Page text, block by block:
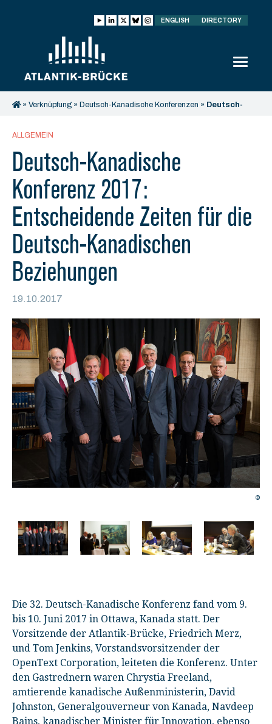
ENGLISH DIRECTORY
» Verknüpfung » Deutsch-Kanadische Konferenzen » Deutsch-
Deutsch-Kanadischen Beziehungen
ALLGEMEIN
Deutsch-Kanadische
Konferenz 2017:
Entscheidende Zeiten für die
Deutsch-Kanadischen
Beziehungen
19.10.2017
©
Die 32. Deutsch-Kanadische Konferenz fand vom 9.
bis 10. Juni 2017 in Ottawa, Kanada statt. Der
Vorsitzende der Atlantik-Brücke, Friedrich Merz,
und Tom Jenkins, Vorstandsvorsitzender der
OpenText Corporation, leiteten die Konferenz. Unter
den Gastrednern waren Chrystia Freeland,
amtierende kanadische Außenministerin, David
Johnston, Generalgouverneur von Kanada, Navdeep
Bains, kanadischer Minister für Innovation, ebenso